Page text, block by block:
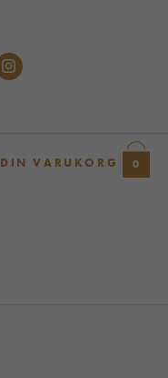
DIN VARUKORG 0